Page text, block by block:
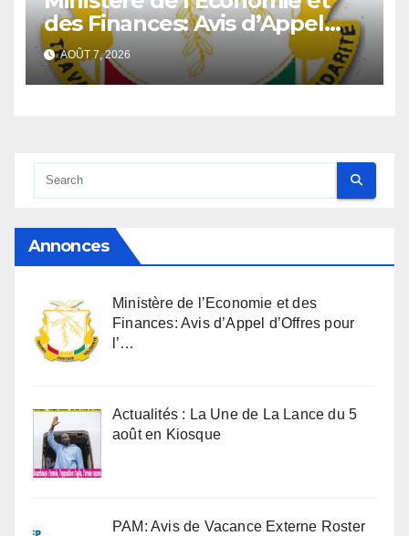
des Finances: Avis d’Appel
d’Offres pour l’Achat de
matériels informatiques en
faveur de la Direction
AOÛT 7, 2026
Annonces
Ministère de l’Economie et des
Finances: Avis d’Appel d’Offres pour
l’…
Actualités : La Une de La Lance du 5
août en Kiosque
PAM: Avis de Vacance Externe Roster